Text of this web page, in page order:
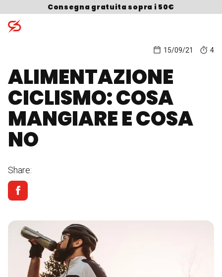
Skip to contentConsegna gratuita sopra i 50€
15/09/21 4
ALIMENTAZIONE
CICLISMO: COSA
MANGIARE E COSA
NO
Share:
Search for: